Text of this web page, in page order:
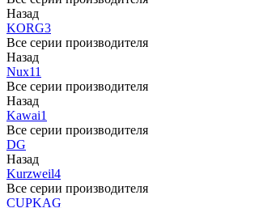
Назад
KORG3
Все серии производителя
Назад
Nux11
Все серии производителя
Назад
Kawai1
Все серии производителя
DG
Назад
Kurzweil4
Все серии производителя
CUPKAG